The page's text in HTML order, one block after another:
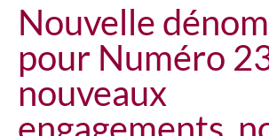
Nouvelle
pour Numéro
nouveaux